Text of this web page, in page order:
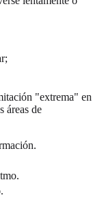
"extrema" en
áreas de